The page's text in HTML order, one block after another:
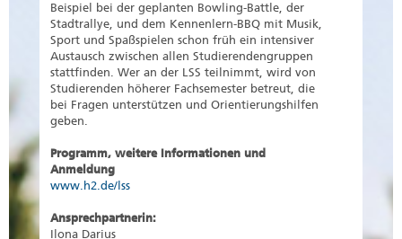
Beispiel bei der geplanten Bowling-Battle, der
Stadtrallye, und dem Kennenlern-BBQ mit Musik,
Sport und Spaßspielen schon früh ein intensiver
Austausch zwischen allen Studierendengruppen
stattfinden. Wer an der LSS teilnimmt, wird von
Studierenden höherer Fachsemester betreut, die
bei Fragen unterstützen und Orientierungshilfen
geben.
Programm, weitere Informationen und
Anmeldung
www.h2.de/lss
Ansprechpartnerin:
Ilona Darius